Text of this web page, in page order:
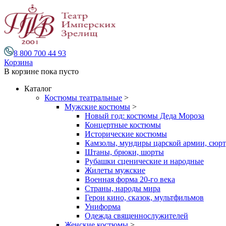
8 800 700 44 93
Корзина
В корзине пока пусто
Каталог
Костюмы театральные >
Мужские костюмы >
Новый год: костюмы Деда Мороза
Концертные костюмы
Исторические костюмы
Камзолы, мундиры царской армии,
Штаны, брюки, шорты
Рубашки сценические и народные
Жилеты мужские
Военная форма 20-го века
Страны, народы мира
Герои кино, сказок, мультфильмов
Униформа
Одежда священнослужителей